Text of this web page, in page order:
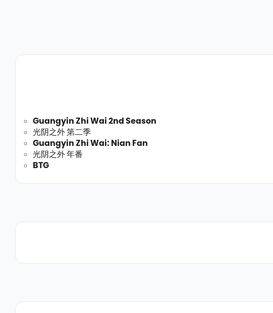
Guangyin Zhi Wai 2nd Season
光阴之外 第二季
Guangyin Zhi Wai: Nian Fan
光阴之外 年番
BTG